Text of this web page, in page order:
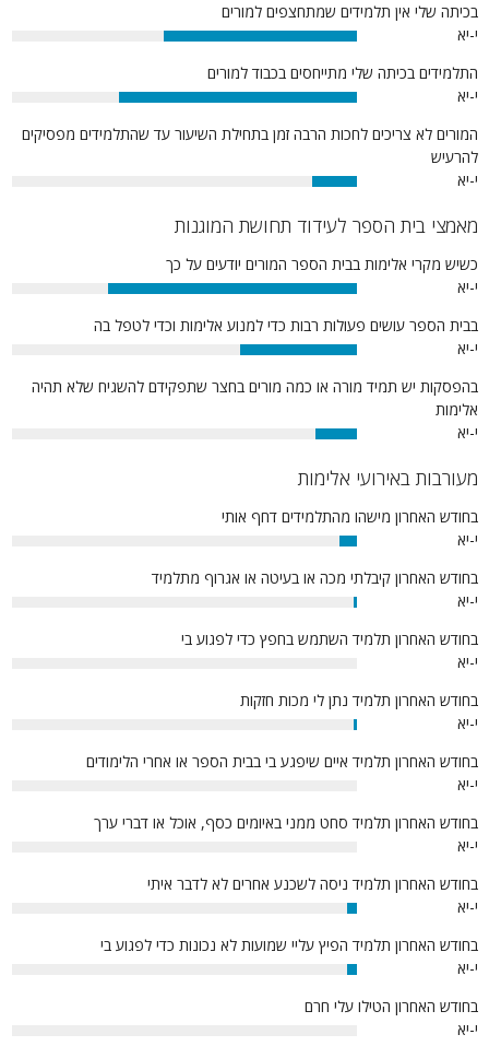
בכיתה שלי אין תלמידים שמתחצפים למורים
י-יא
56%
התלמידים בכיתה שלי מתייחסים בכבוד למורים
י-יא
69%
המורים לא צריכים לחכות הרבה זמן בתחילת השיעור עד שהתלמידים מפסיקים
להרעיש
י-יא
13%
מאמצי בית הספר לעידוד תחושת המוגנות
כשיש מקרי אלימות בבית הספר המורים יודעים על כך
י-יא
72%
בבית הספר עושים פעולות רבות כדי למנוע אלימות וכדי לטפל בה
י-יא
34%
בהפסקות יש תמיד מורה או כמה מורים בחצר שתפקידם להשגיח שלא תהיה
אלימות
י-יא
12%
מעורבות באירועי אלימות
בחודש האחרון מישהו מהתלמידים דחף אותי
י-יא
5%
בחודש האחרון קיבלתי מכה או בעיטה או אגרוף מתלמיד
י-יא
1%
בחודש האחרון תלמיד השתמש בחפץ כדי לפגוע בי
י-יא
בחודש האחרון תלמיד נתן לי מכות חזקות
י-יא
1%
בחודש האחרון תלמיד איים שיפגע בי בבית הספר או אחרי הלימודים
י-יא
בחודש האחרון תלמיד סחט ממני באיומים כסף, אוכל או דברי ערך
י-יא
בחודש האחרון תלמיד ניסה לשכנע אחרים לא לדבר איתי
י-יא
3%
בחודש האחרון תלמיד הפיץ עליי שמועות לא נכונות כדי לפגוע בי
י-יא
3%
בחודש האחרון הטילו עלי חרם
י-יא